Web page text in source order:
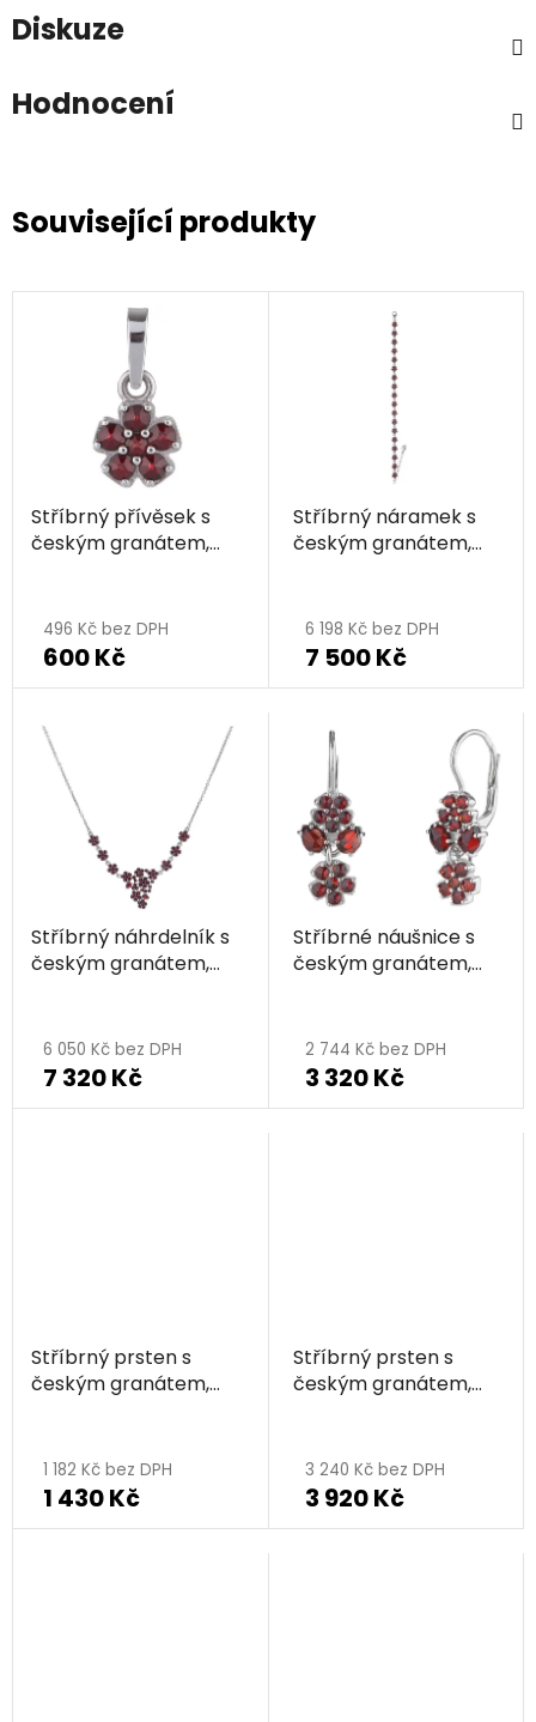
Diskuze
Hodnocení
Související produkty
Stříbrný přívěsek s
českým granátem,
hodnocení
produktu
je
5,0
hvězdiček.
496 Kč bez DPH
600 Kč
Stříbrný náramek s
českým granátem,
6 198 Kč bez DPH
7 500 Kč
Stříbrný náhrdelník s
českým granátem,
hodnocení
produktu
je
6 050 Kč bez DPH
7 320 Kč
Stříbrné náušnice s
českým granátem,
2 744 Kč bez DPH
3 320 Kč
Stříbrný prsten s
českým granátem,
hodnocení
produktu
je
1 182 Kč bez DPH
1 430 Kč
Stříbrný prsten s
českým granátem,
hodnocení
produktu
je
3 240 Kč bez DPH
3 920 Kč